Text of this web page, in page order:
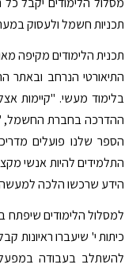
תכניות חשמל ולעסוק
תכנית הלימודים מקיפה
התיאורטי הנרחב
בלימוד מעשי. "קיימות
ההדרכה בחברת החשמל,
הספר שלנו פועלים
התלמידים להיות אנשי
הידע שרכשו הלכה
כיתות י' שיעברו ראיונות
להשתלב בעבודה